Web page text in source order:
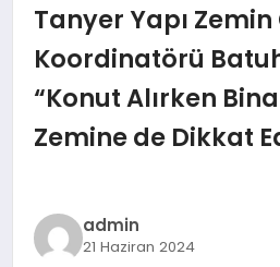
SAĞLIK
MAGAZIN
EKONOMI
SIYASET
Tanyer Yapı
Koordinatörü
“Konut Alırken
Zemine de Dikkat
admin
21 Haziran 2024